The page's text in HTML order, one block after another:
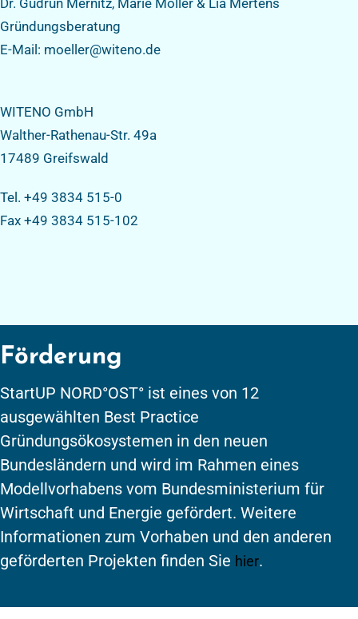
Dr. Gudrun Mernitz, Marie Möller & Lia Mertens
Gründungsberatung
E-Mail: moeller@witeno.de
WITENO GmbH
Walther-Rathenau-Str. 49a
17489 Greifswald
Tel. +49 3834 515-0
Fax +49 3834 515-102
Förderung
StartUP NORD°OST° ist eines von 12
ausgewählten Best Practice
Gründungsökosystemen in den neuen
Bundesländern und wird im Rahmen eines
Modellvorhabens vom Bundesministerium für
Wirtschaft und Energie gefördert. Weitere
Informationen zum Vorhaben und den anderen
geförderten Projekten finden Sie hier.